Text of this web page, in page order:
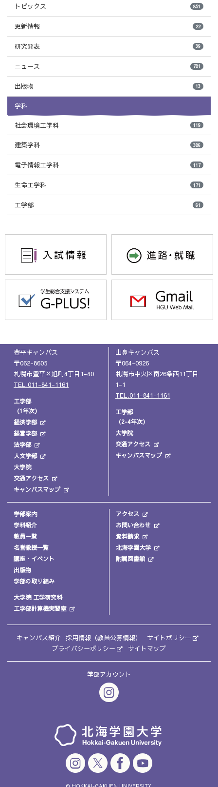
トピックス 851
更新情報 22
研究発表 39
ニュース 781
出版物 13
学科
社会環境工学科 119
建築学科 386
電子情報工学科 117
生命工学科 171
工学部 61
豊平キャンパス
〒062-8605
札幌市豊平区旭町4丁目1-40
TEL.011-841-1161
工学部
（1年次）
経済学部
経営学部
法学部
人文学部
大学院
交通アクセス
キャンパスマップ
山鼻キャンパス
〒064-0926
札幌市中央区南26条西11丁目
1-1
TEL.011-841-1161
工学部
（2-4年次）
大学院
交通アクセス
キャンパスマップ
学部案内
学科紹介
教員一覧
名誉教授一覧
講座・イベント
出版物
学部の取り組み
大学院 工学研究科
工学部計算機実習室
アクセス
お問い合わせ
資料請求
北海学園大学
附属図書館
キャンパス紹介 採用情報（教員公募情報）
サイトポリシー
プライバシーポリシー
サイトマップ
学部アカウント